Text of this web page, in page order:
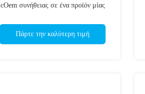
cOem συνήθειας σε ένα προϊόν μίας
Πάρτε την καλύτερη τιμή